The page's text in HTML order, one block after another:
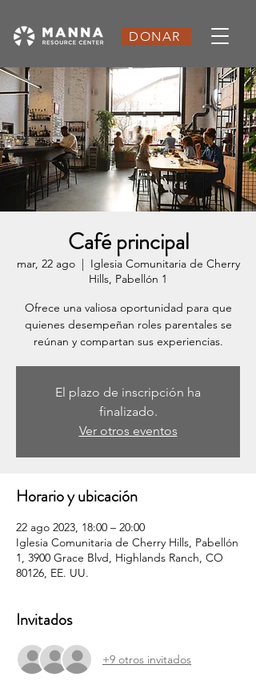
DONAR
Café principal
mar, 22 ago
  |
Iglesia Comunitaria de Cherry
Hills, Pabellón 1
Ofrece una valiosa oportunidad para que
quienes desempeñan roles parentales se
reúnan y compartan sus experiencias.
El plazo de inscripción ha
finalizado.
Ver otros eventos
Horario y ubicación
22 ago 2023, 18:00 – 20:00
Iglesia Comunitaria de Cherry Hills, Pabellón
1, 3900 Grace Blvd, Highlands Ranch, CO
80126, EE. UU.
Invitados
+9 otros invitados